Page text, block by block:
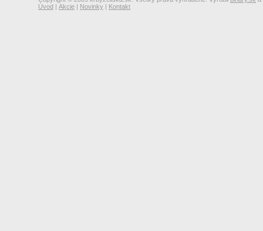
Úvod | Akcie | Novinky | Kontakt